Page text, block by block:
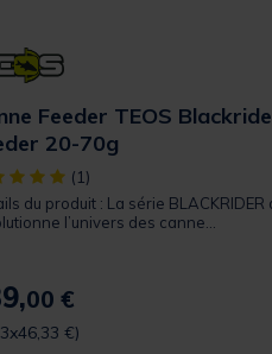
Feeder TEOS
20-70g
Object] out of 5 Customer
(1)
du produit : La série BLACKRIDER
l’univers des canne...
00 €
€)